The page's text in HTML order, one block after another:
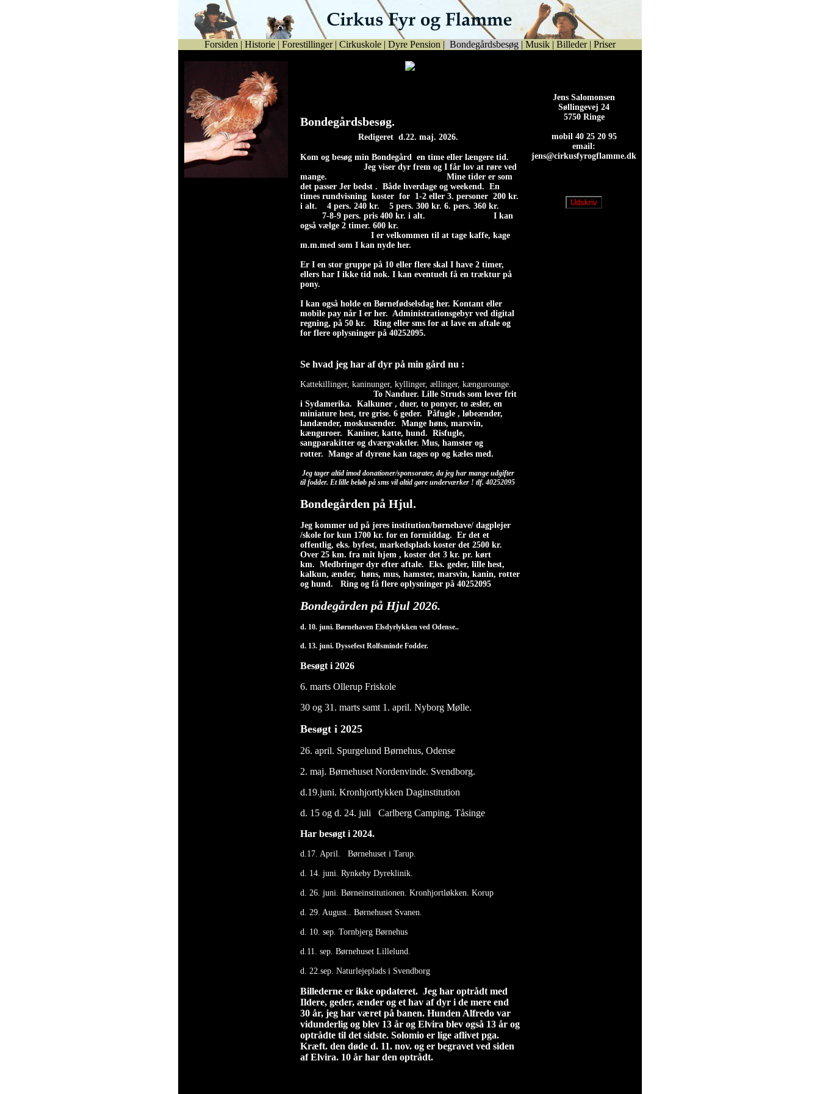
Forsiden | Historie | Forestillinger | Cirkuskole | Dyre Pension | Bondegårdsbesøg | Musik | Billeder | Priser
Bondegårdsbesøg.
Redigeret d.22. maj. 2026.
Kom og besøg min Bondegård en time eller længere tid.
Jeg viser dyr frem og I får lov at røre ved
mange. Mine tider er som
det passer Jer bedst . Både hverdage og weekend. En
times rundvisning koster for 1-2 eller 3. personer 200 kr.
i alt. 4 pers. 240 kr. 5 pers. 300 kr. 6. pers. 360 kr.
7-8-9 pers. pris 400 kr. i alt. I kan
også vælge 2 timer. 600 kr.
I er velkommen til at tage kaffe, kage
m.m.med som I kan nyde her.
Er I en stor gruppe på 10 eller flere skal I have 2 timer,
ellers har I ikke tid nok. I kan eventuelt få en træktur på
pony.
I kan også holde en Børnefødselsdag her. Kontant eller
mobile pay når I er her. Administrationsgebyr ved digital
regning, på 50 kr. Ring eller sms for at lave en aftale og
for flere oplysninger på 40252095.
Se hvad jeg har af dyr på min gård nu :
Kattekillinger, kaninunger, kyllinger, ællinger, kængurounge.
To Nanduer. Lille Struds som lever frit
i Sydamerika. Kalkuner , duer, to ponyer, to æsler, en
miniature hest, tre grise. 6 geder. Påfugle , løbeænder,
landænder, moskusænder. Mange høns, marsvin,
kænguroer. Kaniner, katte, hund. Risfugle,
sangparakitter og dværgvaktler. Mus, hamster og
rotter. Mange af dyrene kan tages op og kæles med.
Jeg tager altid imod donationer/sponsorater, da jeg har mange udgifter
til fodder. Et lille beløb på sms vil altid gøre underværker ! tlf. 40252095
Bondegården på Hjul.
Jeg kommer ud på jeres institution/børnehave/ dagplejer
/skole for kun 1700 kr. for en formiddag. Er det et
offentlig, eks. byfest, markedsplads koster det 2500 kr.
Over 25 km. fra mit hjem , koster det 3 kr. pr. kørt
km. Medbringer dyr efter aftale. Eks. geder, lille hest,
kalkun, ænder, høns, mus, hamster, marsvin, kanin, rotter
og hund. Ring og få flere oplysninger på 40252095
Bondegården på Hjul 2026.
d. 10. juni. Børnehaven Elsdyrlykken ved Odense..
d. 13. juni. Dyssefest Rolfsminde Fodder.
Besøgt i 2026
6. marts Ollerup Friskole
30 og 31. marts samt 1. april. Nyborg Mølle.
Besøgt i 2025
26. april. Spurgelund Børnehus, Odense
2. maj. Børnehuset Nordenvinde. Svendborg.
d.19.juni. Kronhjortlykken Daginstitution
d. 15 og d. 24. juli Carlberg Camping. Tåsinge
Har besøgt i 2024.
d.17. April. Børnehuset i Tarup.
d. 14. juni. Rynkeby Dyreklinik.
d. 26. juni. Børneinstitutionen. Kronhjortløkken. Korup
d. 29. August.. Børnehuset Svanen.
d. 10. sep. Tornbjerg Børnehus
d.11. sep. Børnehuset Lillelund.
d. 22.sep. Naturlejeplads i Svendborg
Billederne er ikke opdateret. Jeg har optrådt med
Ildere, geder, ænder og et hav af dyr i de mere end
30 år, jeg har været på banen. Hunden Alfredo var
vidunderlig og blev 13 år og Elvira blev også 13 år og
optrådte til det sidste. Solomio er lige aflivet pga.
Kræft. den døde d. 11. nov. og er begravet ved siden
af Elvira. 10 år har den optrådt.
Jens Salomonsen
Søllingevej 24
5750 Ringe
mobil 40 25 20 95
email:
jens@cirkusfyrogflamme.dk